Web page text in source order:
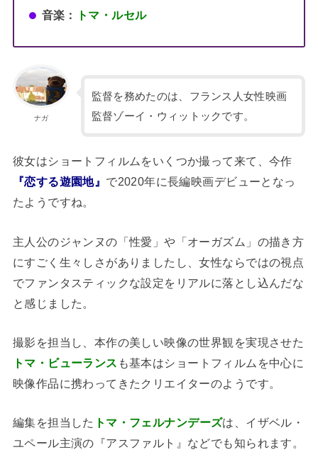
音楽： トマ・ルセル
ナガ
監督を務めたのは、フランス人女性映画
監督ゾーイ・ウィットックです。
彼女はショートフィルムをいくつか撮って来て、今作
『恋する遊園地』 で2020年に長編映画デビューとなっ
たようですね。
主人公のジャンヌの「性愛」や「オーガズム」の描き方
にすごく生々しさがありましたし、女性ならではの視点
でファンタスティックな設定をリアルに落とし込んだな
と感じました。
撮影を担当し、本作の美しい映像の世界観を実現させた
トマ・ビューランス も基本はショートフィルムを中心に
映像作品に携わってきたクリエイターのようです。
編集を担当した トマ・フェルナンデーズは、イザベル・
ユペール主演の『アスファルト』などでも知られます。